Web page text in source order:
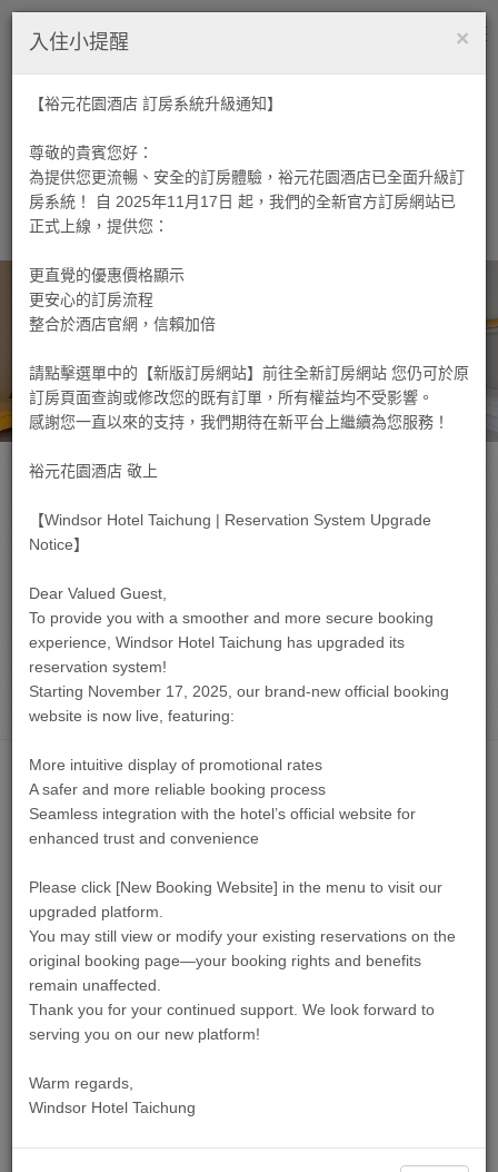
快速訂房
數 量 :
飯店簡介
×
入住小提醒
【裕元花園酒店 訂房系統升級通知】
尊敬的貴賓您好：
為提供您更流暢、安全的訂房體驗，裕元花園酒店已全面升級訂
房系統！ 自 2025年11月17日 起，我們的全新官方訂房網站已
正式上線，提供您：
更直覺的優惠價格顯示
更安心的訂房流程
整合於酒店官網，信賴加倍
請點擊選單中的【新版訂房網站】前往全新訂房網站 您仍可於原
訂房頁面查詢或修改您的既有訂單，所有權益均不受影響。
感謝您一直以來的支持，我們期待在新平台上繼續為您服務！
裕元花園酒店 敬上
【Windsor Hotel Taichung | Reservation System Upgrade
Notice】
Dear Valued Guest,
To provide you with a smoother and more secure booking
experience, Windsor Hotel Taichung has upgraded its
reservation system!
Starting November 17, 2025, our brand-new official booking
website is now live, featuring:
More intuitive display of promotional rates
A safer and more reliable booking process
Seamless integration with the hotel’s official website for
enhanced trust and convenience
Please click [New Booking Website] in the menu to visit our
upgraded platform.
You may still view or modify your existing reservations on the
original booking page—your booking rights and benefits
remain unaffected.
Thank you for your continued support. We look forward to
serving you on our new platform!
Warm regards,
Windsor Hotel Taichung